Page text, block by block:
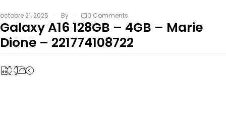
octobre 21, 2025 By 0 Comments
Galaxy A16 128GB – 4GB – Marie
Dione – 221774108722